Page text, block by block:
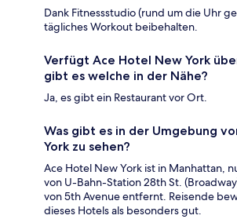
Dank Fitnessstudio (rund um die Uhr
tägliches Workout beibehalten.
Verfügt Ace Hotel New York
gibt es welche in der Nähe?
Ja, es gibt ein Restaurant vor Ort.
Was gibt es in der Umgebung
York zu sehen?
Ace Hotel New York ist in Manhattan,
von U-Bahn-Station 28th St.
von 5th Avenue entfernt. Reisende
dieses Hotels als besonders gut.